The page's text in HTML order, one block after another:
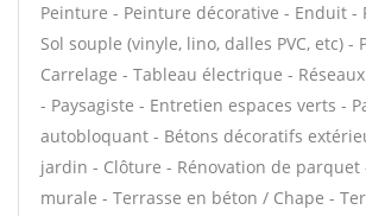
Peinture - Peinture décorative - Enduit -
Sol souple (vinyle, lino, dalles PVC, etc) -
Carrelage - Tableau électrique -
- Paysagiste - Entretien espaces verts -
autobloquant - Bétons décoratifs
jardin - Clôture - Rénovation de parquet
murale - Terrasse en béton / Chape -